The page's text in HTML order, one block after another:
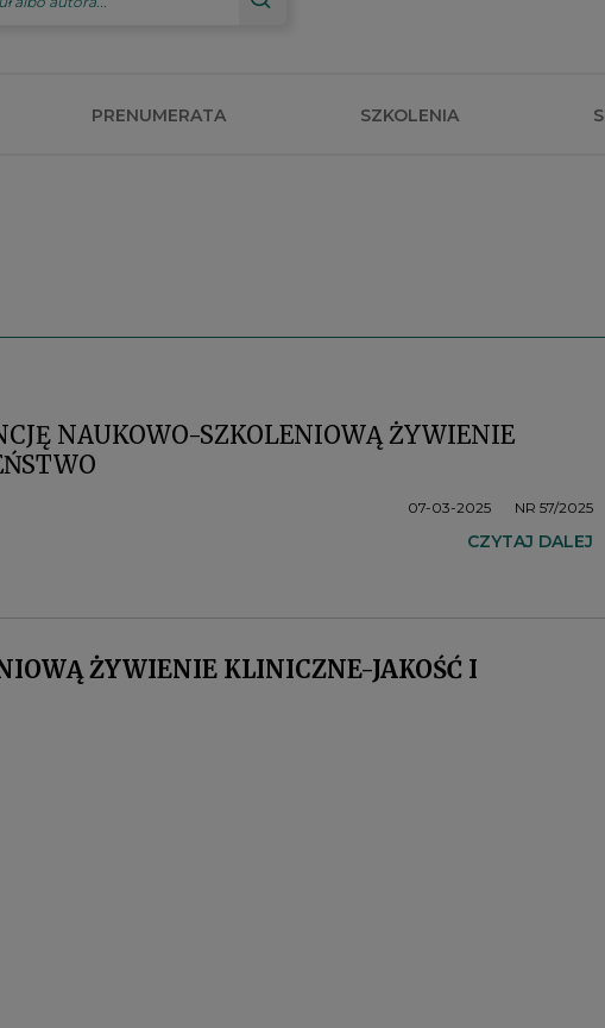
PRENUMERATA SZKOLENIA
NAUKOWO-SZKOLENIOWĄ ŻYWIENIE
07-03-2025 NR 57/2025
CZYTAJ DALEJ
ŻYWIENIE KLINICZNE-JAKOŚĆ I